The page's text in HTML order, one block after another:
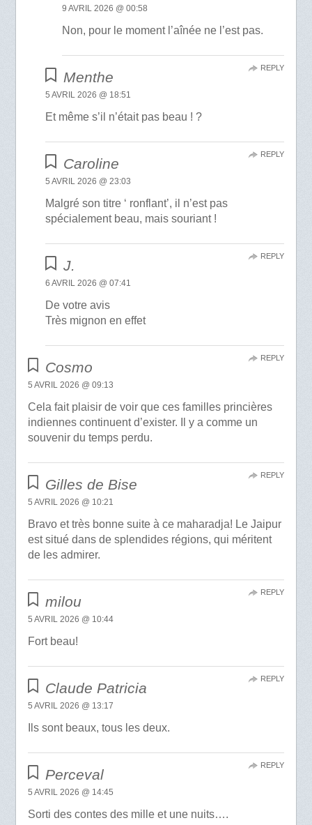
9 AVRIL 2026 @ 00:58
Non, pour le moment l’aînée ne l’est pas.
Menthe
5 AVRIL 2026 @ 18:51
Et même s’il n’était pas beau ! ?
REPLY
Caroline
5 AVRIL 2026 @ 23:03
Malgré son titre ‘ ronflant’, il n’est pas
spécialement beau, mais souriant !
REPLY
J.
6 AVRIL 2026 @ 07:41
De votre avis
Très mignon en effet
REPLY
Cosmo
5 AVRIL 2026 @ 09:13
Cela fait plaisir de voir que ces familles princières
indiennes continuent d’exister. Il y a comme un
souvenir du temps perdu.
REPLY
Gilles de Bise
5 AVRIL 2026 @ 10:21
Bravo et très bonne suite à ce maharadja! Le Jaipur
est situé dans de splendides régions, qui méritent
de les admirer.
REPLY
milou
5 AVRIL 2026 @ 10:44
Fort beau!
REPLY
Claude Patricia
5 AVRIL 2026 @ 13:17
Ils sont beaux, tous les deux.
REPLY
Perceval
5 AVRIL 2026 @ 14:45
Sorti des contes des mille et une nuits….
REPLY